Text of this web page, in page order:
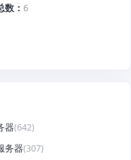
数
6
器(642)
务器(307)